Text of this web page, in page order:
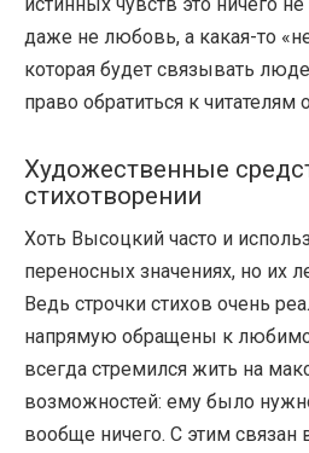
даже не любовь, а какая-то
которая будет связывать
право обратиться к читателям
Художественные
стихотворении
Хоть Высоцкий часто и
переносных значениях, но их
Ведь строчки стихов очень
напрямую обращены к
всегда стремился жить на
возможностей: ему было
вообще ничего. С этим